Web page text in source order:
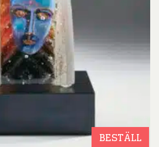
BESTÄLL